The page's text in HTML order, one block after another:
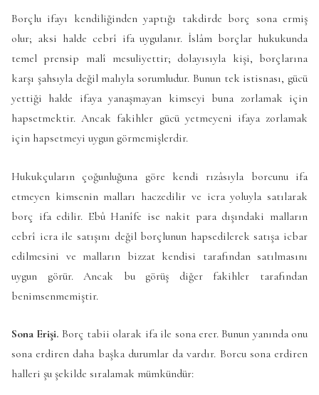
Borçlu ifayı kendiliğinden yaptığı takdirde borç sona ermiş
olur; aksi halde cebrî ifa uygulanır. İslâm borçlar hukukunda
temel prensip malî mesuliyettir; dolayısıyla kişi, borçlarına
karşı şahsıyla değil malıyla sorumludur. Bunun tek istisnası, gücü
yettiği halde ifaya yanaşmayan kimseyi buna zorlamak için
hapsetmektir. Ancak fakihler gücü yetmeyeni ifaya zorlamak
için hapsetmeyi uygun görmemişlerdir.
Hukukçuların çoğunluğuna göre kendi rızâsıyla borcunu ifa
etmeyen kimsenin malları haczedilir ve icra yoluyla satılarak
borç ifa edilir. Ebû Hanîfe ise nakit para dışındaki malların
cebrî icra ile satışını değil borçlunun hapsedilerek satışa icbar
edilmesini ve malların bizzat kendisi tarafından satılmasını
uygun görür. Ancak bu görüş diğer fakihler tarafından
benimsenmemiştir.
Sona Erişi. Borç tabii olarak ifa ile sona erer. Bunun yanında onu
sona erdiren daha başka durumlar da vardır. Borcu sona erdiren
halleri şu şekilde sıralamak mümkündür: